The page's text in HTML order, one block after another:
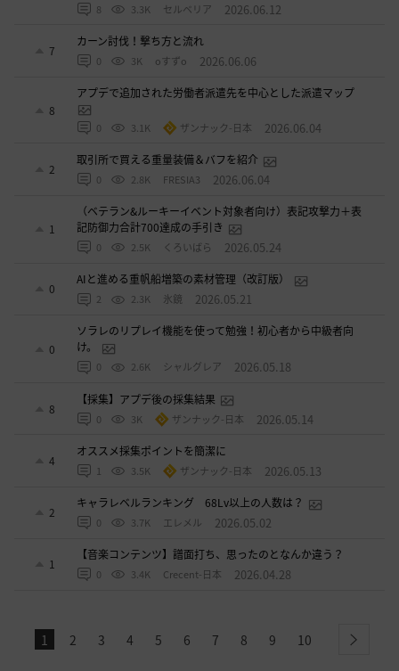
8 3.3K セルベリア 2026.06.12
7
カーン討伐！撃ち方と流れ
0 3K oすずo 2026.06.06
8
アプデで追加された労働者派遣先を中心とした派遣マップ
0 3.1K ザンナック-日本 2026.06.04
2
取引所で買える重量装備＆バフを紹介
0 2.8K FRESIA3 2026.06.04
1
（ベテラン&ルーキーイベント対象者向け）表記攻撃力＋表
記防御力合計700達成の手引き
0 2.5K くろいばら 2026.05.24
0
AIと進める重帆船増築の素材管理（改訂版）
2 2.3K 氷鏡 2026.05.21
0
ソラレのリプレイ機能を使って勉強！初心者から中級者向
け。
0 2.6K シャルグレア 2026.05.18
8
【採集】アプデ後の採集結果
0 3K ザンナック-日本 2026.05.14
4
オススメ採集ポイントを簡潔に
1 3.5K ザンナック-日本 2026.05.13
2
キャラレベルランキング 68Lv以上の人数は？
0 3.7K エレメル 2026.05.02
1
【音楽コンテンツ】譜面打ち、思ったのとなんか違う？
0 3.4K Crecent-日本 2026.04.28
1 2 3 4 5 6 7 8 9 10 next